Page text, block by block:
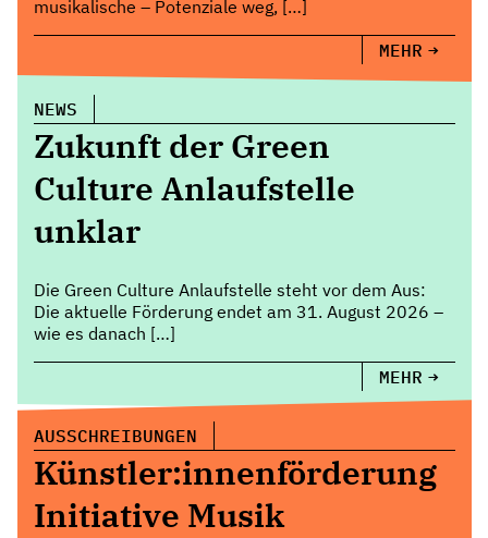
musikalische – Potenziale weg, […]
MEHR
NEWS
Zukunft der Green
Culture Anlaufstelle
unklar
Die Green Culture Anlaufstelle steht vor dem Aus:
Die aktuelle Förderung endet am 31. August 2026 –
wie es danach […]
MEHR
AUSSCHREIBUNGEN
Künstler:innenförderung
Initiative Musik